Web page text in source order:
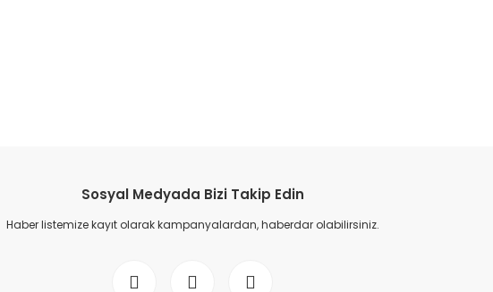
Sosyal Medyada Bizi Takip Edin
Haber listemize kayıt olarak kampanyalardan, haberdar olabilirsiniz.